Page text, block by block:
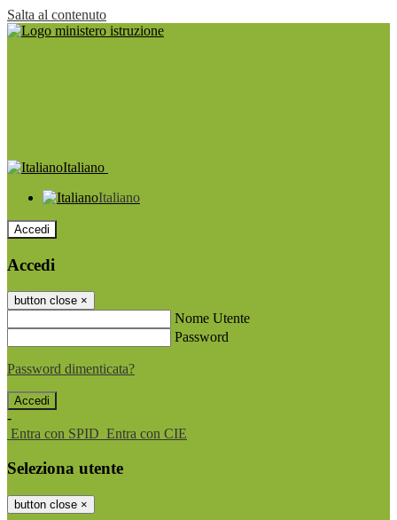
Salta al contenuto
Italiano
Italiano
Accedi
Accedi
button close ×
Nome Utente
Password
Password dimenticata?
-
Entra con SPID Entra con CIE
Seleziona utente
button close ×